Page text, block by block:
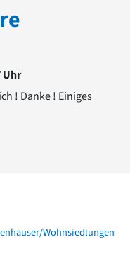
Uhr
! Danke ! Einiges
Wohnsiedlungen